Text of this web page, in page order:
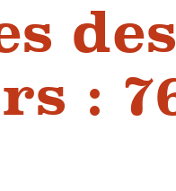
: